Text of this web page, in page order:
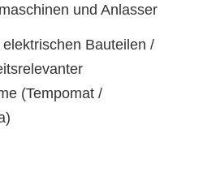
und Anlasser
Bauteilen /
(Tempomat /